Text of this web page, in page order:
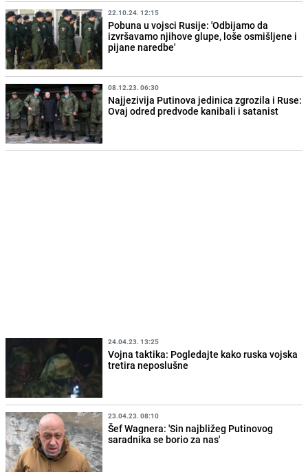
22.10.24. 12:15
Pobuna u vojsci Rusije: 'Odbijamo da
izvršavamo njihove glupe, loše osmišljene i
pijane naredbe'
08.12.23. 06:30
Najjezivija Putinova jedinica zgrozila i Ruse:
Ovaj odred predvode kanibali i satanist
24.04.23. 13:25
Vojna taktika: Pogledajte kako ruska vojska
tretira neposlušne
23.04.23. 08:10
Šef Wagnera: 'Sin najbližeg Putinovog
saradnika se borio za nas'